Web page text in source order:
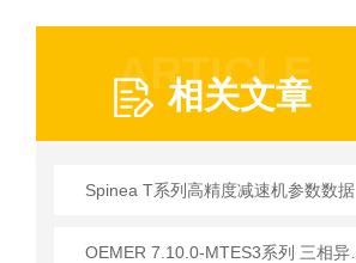
ARTICLE
相关文章
Spinea T系列高精度减速机参数数据